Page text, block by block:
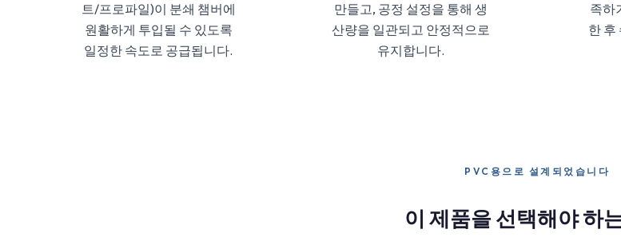
트/프로파일)이 분쇄 챔버에
원활하게 투입될 수 있도록
일정한 속도로 공급됩니다.
만들고, 공정 설정을 통해 생
산량을 일관되고 안정적으로
유지합니다.
족하
한 후
PVC용으로 설계되었습니다
이 제품을 선택해야 하